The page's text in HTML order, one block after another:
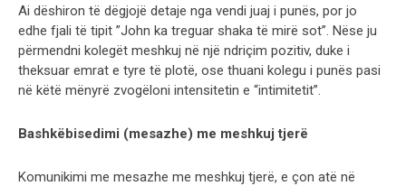
Ai dëshiron të dëgjojë detaje nga vendi juaj i punës, por jo
edhe fjali të tipit ”John ka treguar shaka të mirë sot”. Nëse ju
përmendni kolegët meshkuj në një ndriçim pozitiv, duke i
theksuar emrat e tyre të plotë, ose thuani kolegu i punës pasi
në këtë mënyrë zvogëloni intensitetin e “intimitetit”.
Bashkëbisedimi (mesazhe) me meshkuj tjerë
Komunikimi me mesazhe me meshkuj tjerë, e çon atë në